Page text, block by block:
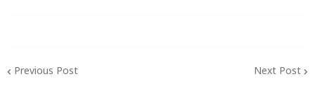
Previous Post Next Post